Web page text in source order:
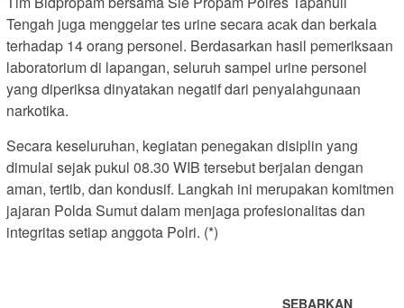
Tengah juga menggelar tes urine secara acak dan berkala
terhadap 14 orang personel. Berdasarkan hasil pemeriksaan
laboratorium di lapangan, seluruh sampel urine personel
yang diperiksa dinyatakan negatif dari penyalahgunaan
narkotika.
Secara keseluruhan, kegiatan penegakan disiplin yang
dimulai sejak pukul 08.30 WIB tersebut berjalan dengan
aman, tertib, dan kondusif. Langkah ini merupakan komitmen
jajaran Polda Sumut dalam menjaga profesionalitas dan
integritas setiap anggota Polri. (*)
SEBARKAN